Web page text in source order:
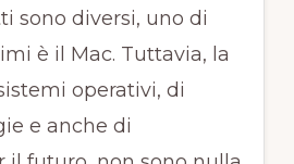
sono diversi, uno di
è il Mac. Tuttavia, la
operativi, di
e anche di